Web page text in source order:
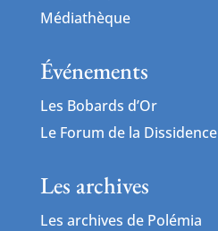
Médiathèque
Événements
Les Bobards d’Or
Le Forum de la Dissidence
Les archives
Les archives de Polémia